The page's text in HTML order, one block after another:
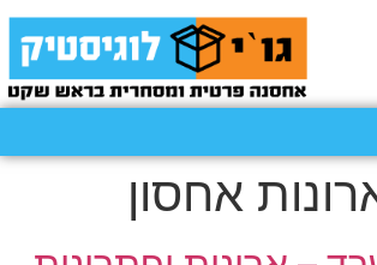
אחסון